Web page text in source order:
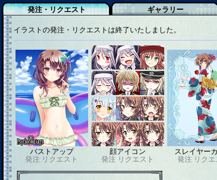
発注・リクエスト ギャラリー
イラストの発注・リクエストは終了いたしました。
バストアップ
発注 リクエスト
顔アイコン
発注 リクエスト
スレイヤー
発注 リク